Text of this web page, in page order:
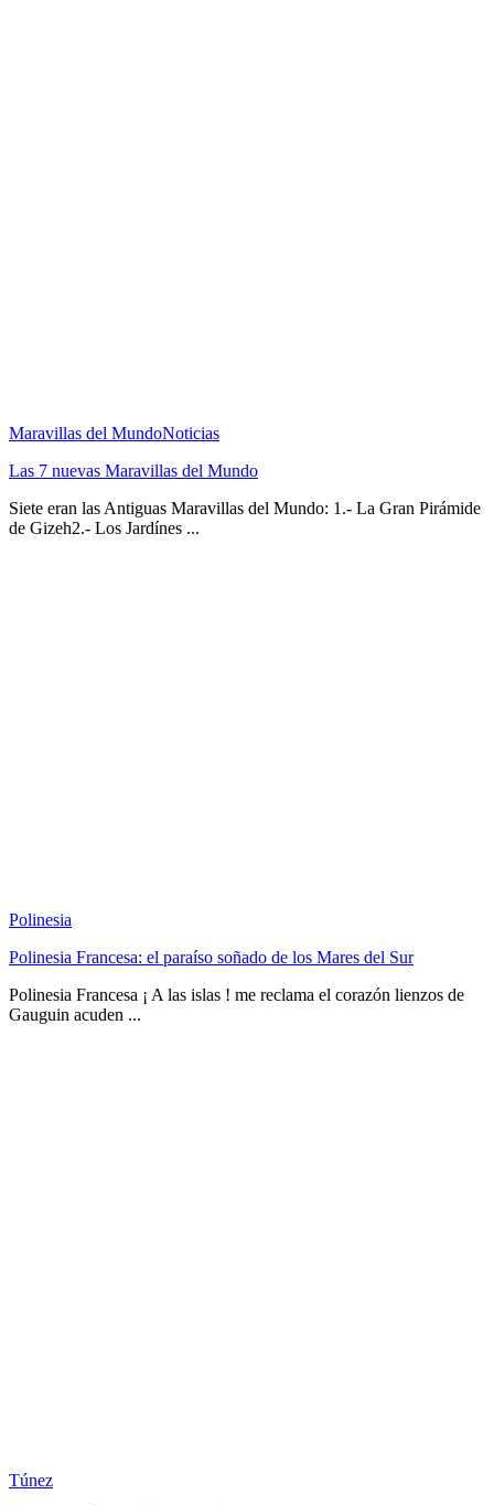
Maravillas del MundoNoticias
Las 7 nuevas Maravillas del Mundo
Siete eran las Antiguas Maravillas del Mundo: 1.- La Gran Pirámide
de Gizeh2.- Los Jardínes ...
Polinesia
Polinesia Francesa: el paraíso soñado de los Mares del Sur
Polinesia Francesa ¡ A las islas ! me reclama el corazón lienzos de
Gauguin acuden ...
Túnez